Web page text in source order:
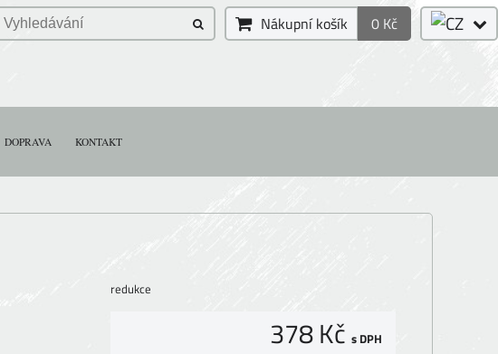
Nákupní košík 0 Kč
DOPRAVA KONTAKT
redukce
378 Kč s DPH